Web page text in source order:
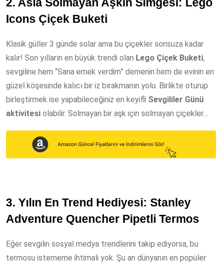
2. Asla Solmayan Aşkın Simgesi: Lego
Icons Çiçek Buketi
Klasik güller 3 günde solar ama bu çiçekler sonsuza kadar
kalır! Son yılların en büyük trendi olan Lego Çiçek Buketi,
sevgiline hem “Sana emek verdim” demenin hem de evinin en
güzel köşesinde kalıcı bir iz bırakmanın yolu. Birlikte oturup
birleştirmek ise yapabileceğiniz en keyifli Sevgililer Günü
aktivitesi olabilir. Solmayan bir aşk için solmayan çiçekler…
3. Yılın En Trend Hediyesi: Stanley
Adventure Quencher Pipetli Termos
Eğer sevgilin sosyal medya trendlerini takip ediyorsa, bu
termosu istememe ihtimali yok. Şu an dünyanın en popüler